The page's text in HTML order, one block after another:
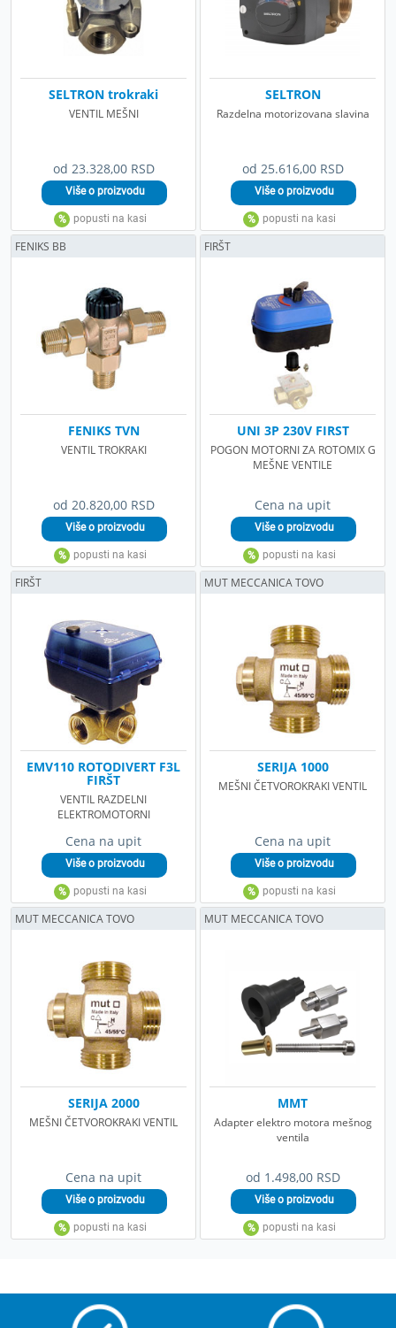
od 23.328,00 RSD
SELTRON trokraki
VENTIL MEŠNI
od 25.616,00 RSD
SELTRON
Razdelna motorizovana slavina
od 20.820,00 RSD
FENIKS TVN
VENTIL TROKRAKI
FENIKS BB
Cena na upit
UNI 3P 230V FIRST
POGON MOTORNI ZA ROTOMIX G
MEŠNE VENTILE
FIRŠT
Cena na upit
EMV110 ROTODIVERT F3L
FIRŠT
VENTIL RAZDELNI
ELEKTROMOTORNI
FIRŠT
Cena na upit
SERIJA 1000
MEŠNI ČETVOROKRAKI VENTIL
MUT MECCANICA TOVO
Cena na upit
SERIJA 2000
MEŠNI ČETVOROKRAKI VENTIL
MUT MECCANICA TOVO
od 1.498,00 RSD
ММТ
Adapter elektro motora mešnog
ventila
MUT MECCANICA TOVO